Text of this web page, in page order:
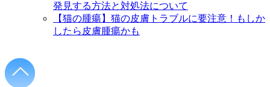
発見する方法と対処法について
【猫の腫瘍】猫の皮膚トラブルに要注意！もしか
したら皮膚腫瘍かも